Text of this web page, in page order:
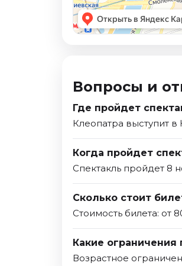
Вопросы и
Где пройдет
Клеопатра выступит
Когда пройдет
Спектакль пройдет 8
Сколько стоит
Стоимость билета: от
Какие ограничения
Возрастное